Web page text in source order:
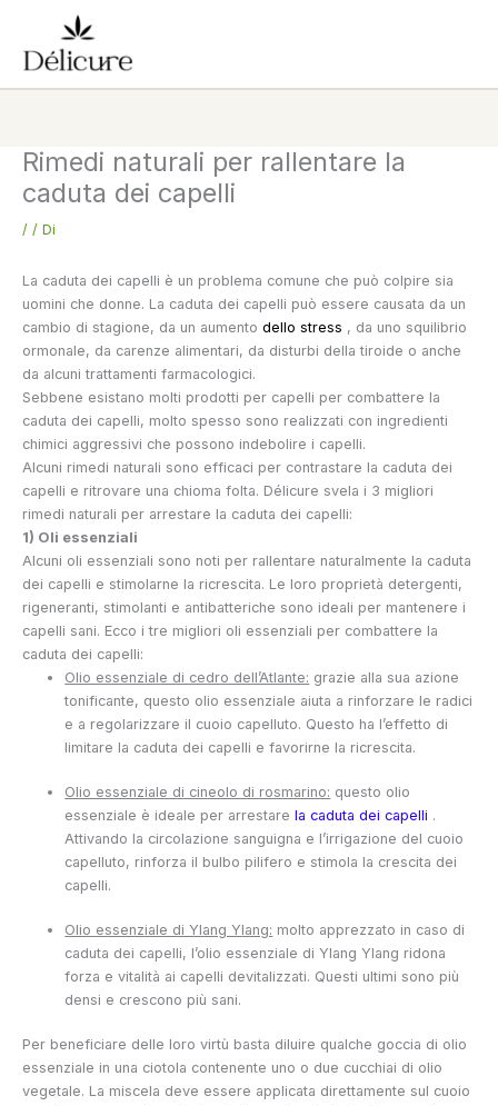
contenuto
Rimedi naturali per rallentare la
caduta dei capelli
/ / Di
La caduta dei capelli è un problema comune che può colpire sia
uomini che donne. La caduta dei capelli può essere causata da un
cambio di stagione, da un aumento dello stress , da uno squilibrio
ormonale, da carenze alimentari, da disturbi della tiroide o anche
da alcuni trattamenti farmacologici.
Sebbene esistano molti prodotti per capelli per combattere la
caduta dei capelli, molto spesso sono realizzati con ingredienti
chimici aggressivi che possono indebolire i capelli.
Alcuni rimedi naturali sono efficaci per contrastare la caduta dei
capelli e ritrovare una chioma folta. Délicure svela i 3 migliori
rimedi naturali per arrestare la caduta dei capelli:
1) Oli essenziali
Alcuni oli essenziali sono noti per rallentare naturalmente la caduta
dei capelli e stimolarne la ricrescita. Le loro proprietà detergenti,
rigeneranti, stimolanti e antibatteriche sono ideali per mantenere i
capelli sani. Ecco i tre migliori oli essenziali per combattere la
caduta dei capelli:
Olio essenziale di cedro dell’Atlante: grazie alla sua azione
tonificante, questo olio essenziale aiuta a rinforzare le radici
e a regolarizzare il cuoio capelluto. Questo ha l’effetto di
limitare la caduta dei capelli e favorirne la ricrescita.
Olio essenziale di cineolo di rosmarino: questo olio
essenziale è ideale per arrestarela caduta dei capelli .
Attivando la circolazione sanguigna e l’irrigazione del cuoio
capelluto, rinforza il bulbo pilifero e stimola la crescita dei
capelli.
Olio essenziale di Ylang Ylang: molto apprezzato in caso di
caduta dei capelli, l’olio essenziale di Ylang Ylang ridona
forza e vitalità ai capelli devitalizzati. Questi ultimi sono più
densi e crescono più sani.
Per beneficiare delle loro virtù basta diluire qualche goccia di olio
essenziale in una ciotola contenente uno o due cucchiai di olio
vegetale. La miscela deve essere applicata direttamente sul cuoio